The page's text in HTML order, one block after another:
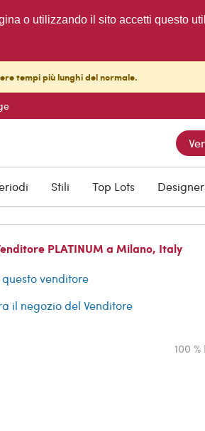
o utilizzando il sito accetti questo
tempi più lunghi del normale.
Stili Top Lots
PLATINUM a Milano, Italy
questo venditore
il negozio del Venditore
100